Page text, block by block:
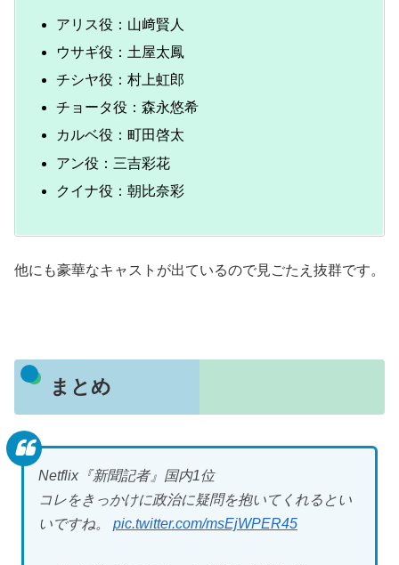
アリス役：山﨑賢人
ウサギ役：土屋太鳳
チシヤ役：村上虹郎
チョータ役：森永悠希
カルベ役：町田啓太
アン役：三吉彩花
クイナ役：朝比奈彩
他にも豪華なキャストが出ているので見ごたえ抜群です。
まとめ
Netflix『新聞記者』国内1位
コレをきっかけに政治に疑問を抱いてくれるとい
いですね。 pic.twitter.com/msEjWPER45